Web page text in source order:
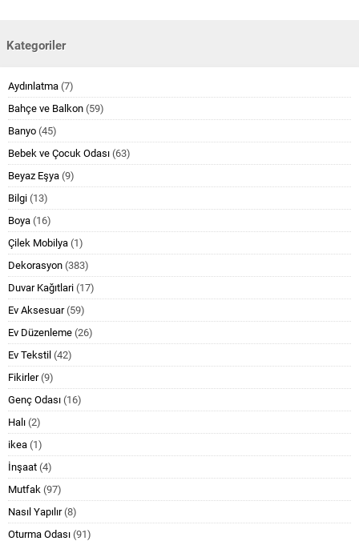
Kategoriler
Aydınlatma (7)
Bahçe ve Balkon (59)
Banyo (45)
Bebek ve Çocuk Odası (63)
Beyaz Eşya (9)
Bilgi (13)
Boya (16)
Çilek Mobilya (1)
Dekorasyon (383)
Duvar Kağıtlari (17)
Ev Aksesuar(59)
Ev Düzenleme (26)
Ev Tekstil (42)
Fikirler(9)
Genç Odası (16)
Halı (2)
ikea (1)
İnşaat (4)
Mutfak (97)
Nasıl Yapılır(8)
Oturma Odası (91)